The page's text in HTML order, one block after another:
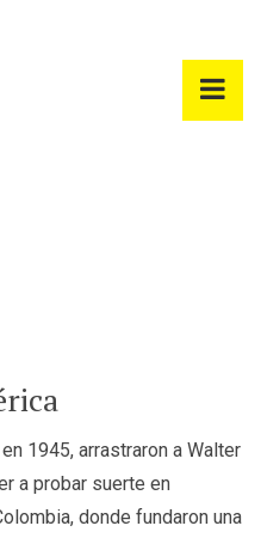
1945, arrastraron a Walter
a probar suerte en
donde fundaron una